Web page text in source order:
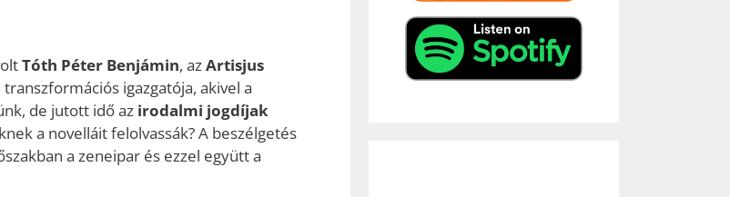
Tóth Péter Benjámin, azArtisjus
transzformációs igazgatója, akivel a
de jutott idő az irodalmi jogdíjak
a novelláit felolvassák? A beszélgetés
a zeneipar és ezzel együtt a